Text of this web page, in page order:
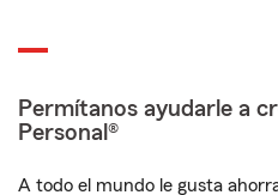
Permítanos ayudarle a
Personal®
A todo el mundo le gusta